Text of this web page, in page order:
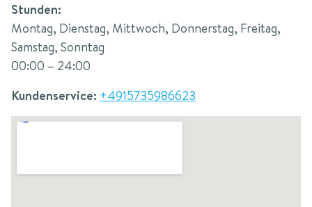
Stunden:
Montag, Dienstag, Mittwoch, Donnerstag, Freitag,
Samstag, Sonntag
00:00 – 24:00
Kundenservice: +4915735986623